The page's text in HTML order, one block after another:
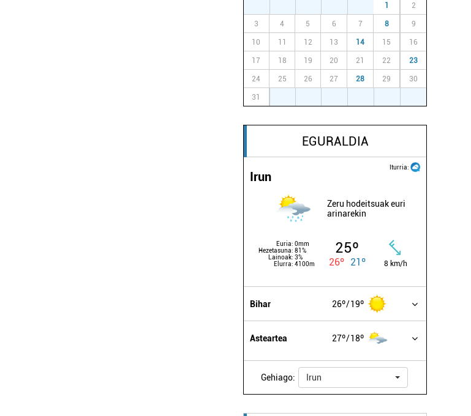
1 2
3 4 5 6 7 8 9
10 11 12 13 14 15 16
17 18 19 20 21 22 23
24 25 26 27 28 29 30
31
EGURALDIA
Iturria:
Irun
Zeru hodeitsuak euri
arinarekin
Euria: 0mm
Hezetasuna: 81%
Lainoak: 3%
Elurra: 4100m
25º
26º 21º 8 km/h
Bihar 26º 19º
Asteartea 27º 18º
Gehiago: Irun